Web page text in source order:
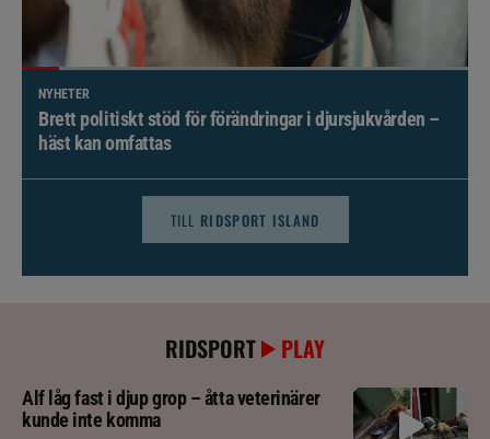
NYHETER
Brett politiskt stöd för förändringar i djursjukvården –
häst kan omfattas
TILL RIDSPORT ISLAND
RIDSPORT PLAY
Alf låg fast i djup grop – åtta veterinärer
kunde inte komma